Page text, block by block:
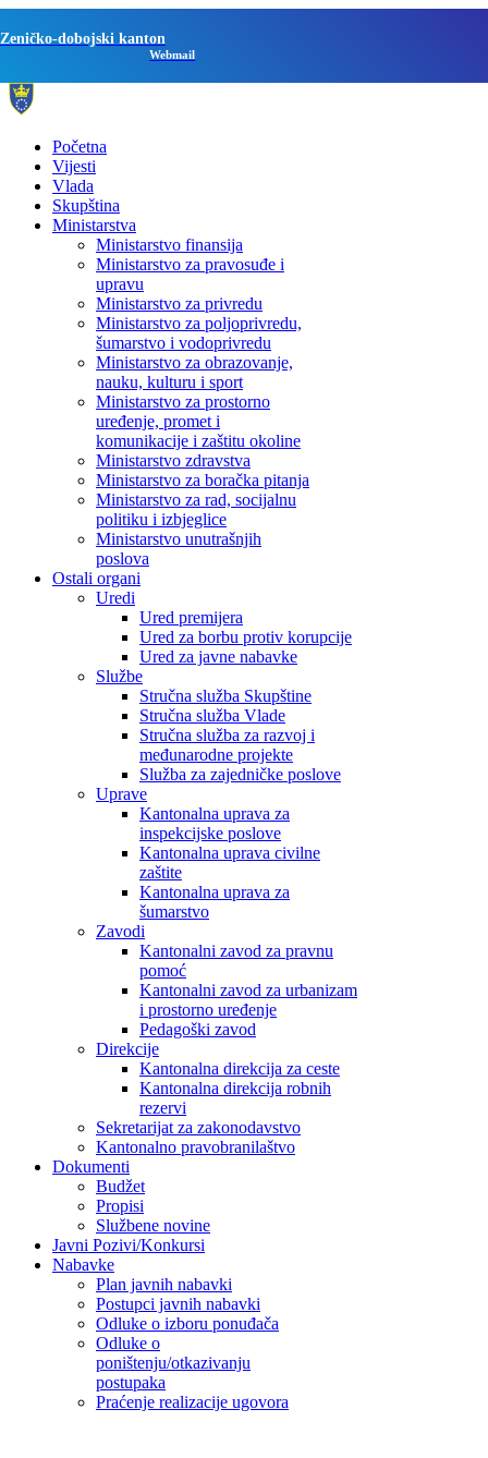
Zeničko-dobojski kanton
Webmail
Početna
Vijesti
Vlada
Skupština
Ministarstva
Ministarstvo finansija
Ministarstvo za pravosuđe i
upravu
Ministarstvo za privredu
Ministarstvo za poljoprivredu,
šumarstvo i vodoprivredu
Ministarstvo za obrazovanje,
nauku, kulturu i sport
Ministarstvo za prostorno
uređenje, promet i
komunikacije i zaštitu okoline
Ministarstvo zdravstva
Ministarstvo za boračka pitanja
Ministarstvo za rad, socijalnu
politiku i izbjeglice
Ministarstvo unutrašnjih
poslova
Ostali organi
Uredi
Ured premijera
Ured za borbu protiv korupcije
Ured za javne nabavke
Službe
Stručna služba Skupštine
Stručna služba Vlade
Stručna služba za razvoj i
međunarodne projekte
Služba za zajedničke poslove
Uprave
Kantonalna uprava za
inspekcijske poslove
Kantonalna uprava civilne
zaštite
Kantonalna uprava za
šumarstvo
Zavodi
Kantonalni zavod za pravnu
pomoć
Kantonalni zavod za urbanizam
i prostorno uređenje
Pedagoški zavod
Direkcije
Kantonalna direkcija za ceste
Kantonalna direkcija robnih
rezervi
Sekretarijat za zakonodavstvo
Kantonalno pravobranilaštvo
Dokumenti
Budžet
Propisi
Službene novine
Javni Pozivi/Konkursi
Nabavke
Plan javnih nabavki
Postupci javnih nabavki
Odluke o izboru ponuđača
Odluke o
poništenju/otkazivanju
postupaka
Praćenje realizacije ugovora